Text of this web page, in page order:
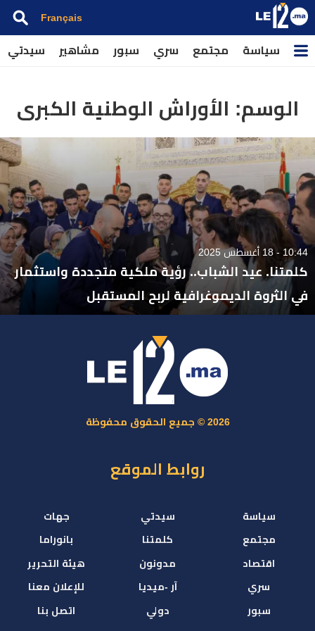
Français
سياسة مجتمع سري سبور مشاهير سيدتي
الوسم: الأوراش الوطنية الكبرى
10:44 - 18 أغسطس 2025
كلمتنا. عيد الشباب.. رؤية ملكية متجددة واستثمار
في الثروة الديموغرافية لربح المستقبل
2026 © جميع الحقوق محفوظة
روابط الموقع
سياسة
مجتمع
اقتصاد
سري
سبور
سيدتي
كلمتنا
مدونون
آر -ميديا
دولي
جهات
بانوراما
هيئة التحرير
للإعلان معنا
اتصل بنا